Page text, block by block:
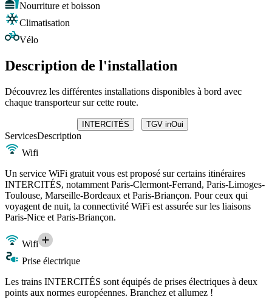
Nourriture et boisson
Climatisation
Vélo
Description de l'installation
Découvrez les différentes installations disponibles à bord avec
chaque transporteur sur cette route.
INTERCITÉS TGV inOui
ServicesDescription
Wifi
Un service WiFi gratuit vous est proposé sur certains itinéraires
INTERCITÉS, notamment Paris-Clermont-Ferrand, Paris-Limoges-
Toulouse, Marseille-Bordeaux et Paris-Briançon. Pour ceux qui
voyagent de nuit, la connectivité WiFi est assurée sur les liaisons
Paris-Nice et Paris-Briançon.
Wifi
Prise électrique
Les trains INTERCITÉS sont équipés de prises électriques à deux
points aux normes européennes. Branchez et allumez !